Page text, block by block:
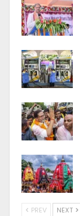
PREV NEXT